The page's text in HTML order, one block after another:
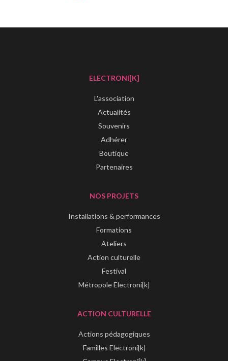
ELECTRONI[K]
L'association
Actualités
Souvenirs
Adhérer
Boutique
Partenaires
NOS PROJETS
Installations & performances
Formations
Ateliers
Action culturelle
Festival
Métropole Electroni[k]
ACTION CULTURELLE
Actions pédagogiques
Familles Electroni[k]